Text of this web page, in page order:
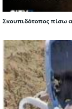
Σκουπιδότοπος πίσω